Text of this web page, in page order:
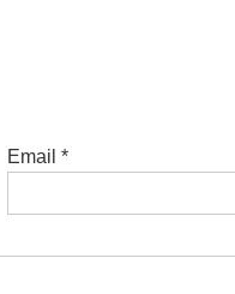
Email *